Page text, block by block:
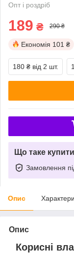
Опт і роздріб
189 ₴ 290 ₴
Економія 101 ₴
180 ₴ від 2 шт.
Що таке
Замовлення
Опис
Опис
Корисні